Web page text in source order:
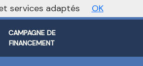
national
CAMPAGNE DE
FINANCEMENT
services adaptés OK